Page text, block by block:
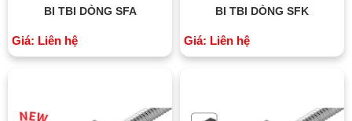
BI TBI DÒNG SFA
Giá: Liên hệ
BI TBI DÒNG SFK
Giá: Liên hệ